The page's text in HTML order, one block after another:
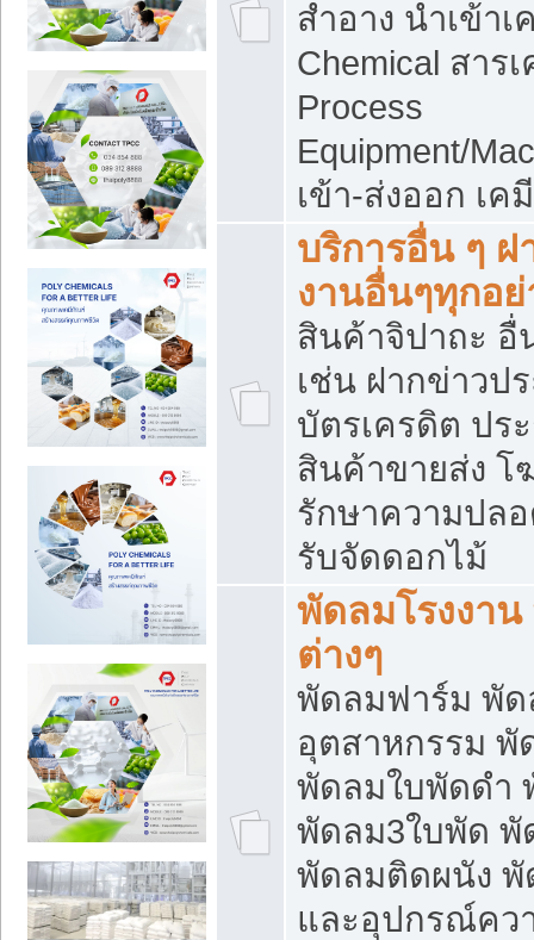
สำอาง นำเข้
Chemical สาร
Process
Equipment/
เข้า-ส่งออก เ
บริการอื่น ๆ
งานอื่นๆทุกอ
สินค้าจิปาถะ อื่
เช่น ฝากข่าวป
บัตรเครดิต ปร
สินค้าขายส่ง
รักษาความปล
รับจัดดอกไม้
พัดลมโรงงา
ต่างๆ
พัดลมฟาร์ม พัด
อุตสาหกรรม
พัดลมใบพัดดำ
พัดลม3ใบพัด พั
พัดลมติดผนัง
และอุปกรณ์คว